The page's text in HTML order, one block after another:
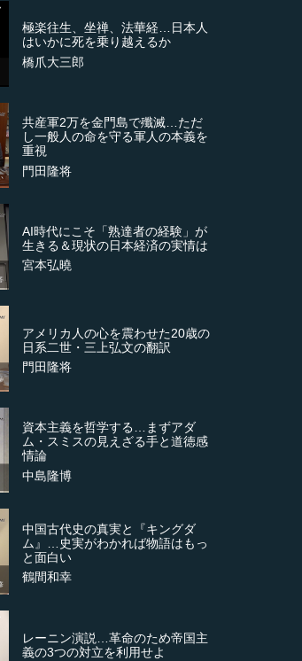
極楽往生、坐禅、法華経…日本人
はいかに死を乗り越えるか
橋爪大三郎
共産軍2万を金門島で殲滅…ただ
し一般人の命を守る軍人の本義を
重視
門田隆将
AI時代にこそ「熟達者の経験」が
生きる＆現状の日本経済の実情は
宮本弘曉
アメリカ人の心を震わせた20歳の
日系二世・三上弘文の翻訳
門田隆将
資本主義を哲学する…まずアダ
ム・スミスの見えざる手と道徳感
情論
中島隆博
中国古代史の真実と『キングダ
ム』…史実がわかれば物語はもっ
と面白い
鶴間和幸
レーニン演説…革命のため帝国主
義の3つの対立を利用せよ